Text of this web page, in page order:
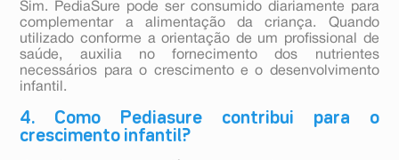
Sim. PediaSure pode ser consumido diariamente para
complementar a alimentação da criança. Quando
utilizado conforme a orientação de um profissional de
saúde, auxilia no fornecimento dos nutrientes
necessários para o crescimento e o desenvolvimento
infantil.
4. Como Pediasure contribui para o
crescimento infantil?